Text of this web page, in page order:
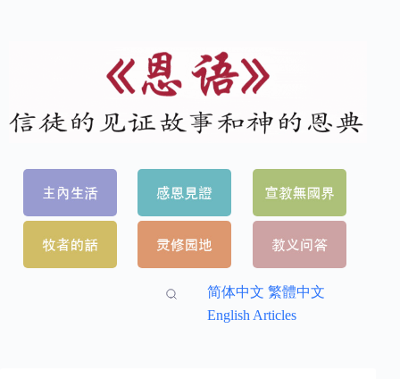
简体中文 繁體中文
English Articles